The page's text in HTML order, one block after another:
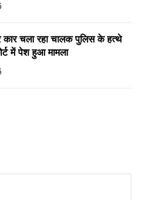
कार चला रहा चालक पुलिस के हत्थे
में पेश हुआ मामला